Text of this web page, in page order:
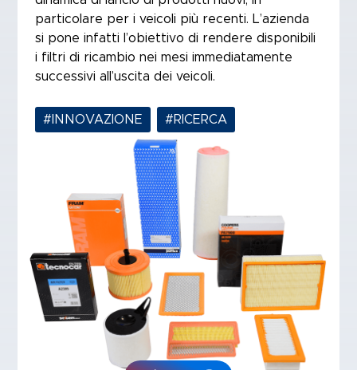
particolare per i veicoli più recenti. L’azienda
si pone infatti l’obiettivo di rendere disponibili
i filtri di ricambio nei mesi immediatamente
successivi all’uscita dei veicoli.
#INNOVAZIONE #RICERCA